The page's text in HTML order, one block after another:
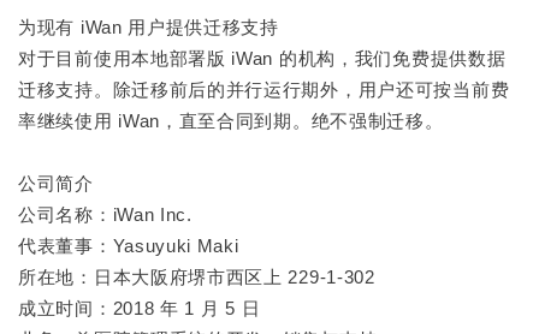
为现有 iWan 用户提供迁移支持
对于目前使用本地部署版 iWan 的机构，我们免费提供数据
迁移支持。除迁移前后的并行运行期外，用户还可按当前费
率继续使用 iWan，直至合同到期。绝不强制迁移。
公司简介
公司名称：iWan Inc.
代表董事：Yasuyuki Maki
所在地：日本大阪府堺市西区上 229-1-302
成立时间：2018 年 1 月 5 日